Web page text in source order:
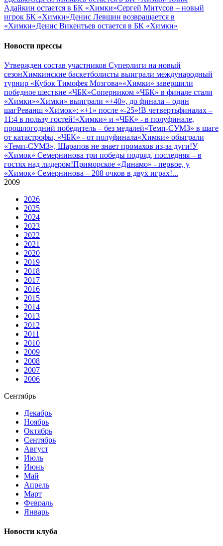
Адайкин остается в БК «Химки»Сергей Митусов – новый
игрок БК «Химки»Денис Левшин возвращается в
«Химки»Денис Викентьев остается в БК «Химки»
Новости прессы
Утвержден состав участников Cуперлиги на новый
сезонХимкинские баскетболисты выиграли международный
турнир «Кубок Тимофея Мозгова»«Химки» завершили
победное шествие «ЧБК»Соперником «ЧБК» в финале стали
«Химки»«Химки» выиграли «+40», до финала – один
шагРеванш «Химок»: «+1» после «-25»!В четвертьфиналах –
11:4 в пользу гостей!«Химки» и «ЧБК» - в полуфинале,
прошлогодний победитель – без медалей«Темп-СУМЗ» в шаге
от катастрофы, «ЧБК» - от полуфинала«Химки» обыграли
«Темп-СУМЗ», Шарапов не знает промахов из-за дуги!У
«Химок» Семернинова три победы подряд, последняя – в
гостях над лидером!Приморское «Динамо» - первое, у
«Химок» Семернинова – 208 очков в двух играх!...
2009
2026
2025
2024
2023
2022
2021
2020
2019
2018
2017
2016
2015
2014
2013
2012
2011
2010
2009
2008
2007
2006
Сентябрь
Декабрь
Ноябрь
Октябрь
Сентябрь
Август
Июль
Июнь
Май
Апрель
Март
Февраль
Январь
Новости клуба